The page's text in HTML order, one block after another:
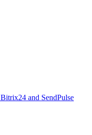
Bitrix24 and SendPulse